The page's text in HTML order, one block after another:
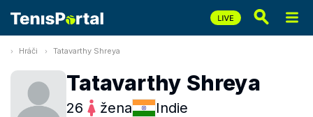
Hráči Tatavarthy Shreya
Tatavarthy Shreya
26 žena Indie